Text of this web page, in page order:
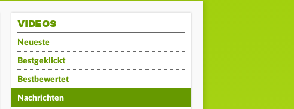
VIDEOS
Neueste
Bestgeklickt
Bestbewertet
Nachrichten